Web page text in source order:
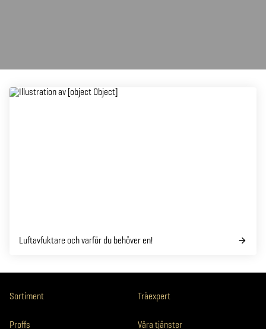
Luftavfuktare och varför du behöver en!
Sortiment Träexpert
Proffs Våra tjänster